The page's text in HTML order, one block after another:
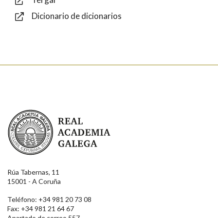
Dicionario de dicionarios
Real Academia Galega
Rúa Tabernas, 11
15001 - A Coruña
Teléfono: +34 981 20 73 08
Fax: +34 981 21 64 67